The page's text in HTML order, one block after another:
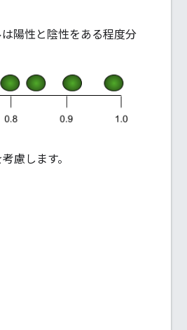
陽性と陰性をある程度分
慮します。